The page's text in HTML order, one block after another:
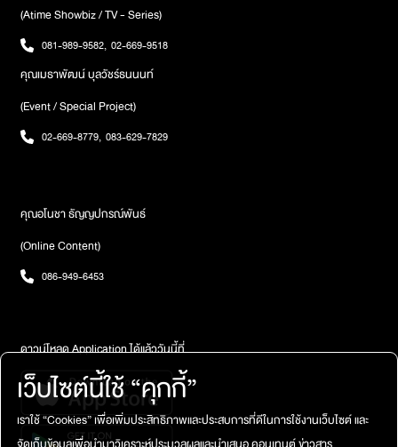
(Atime Showbiz / TV - Series)
081-989-9582, 02-669-9518
คุณเมธาพัฒน์ บุลวัชร์ธนนนท์
(Event / Special Project)
02-669-8779, 083-629-7829
คุณอโนชา ธัญญปกรณ์พันธ์
(Online Content)
086-949-6453
ดาวน์โหลด Application ได้แล้ววันนี้ที่
เว็บไซต์นี้ใช้ “คุกกี้”
เราใช้ “Cookies” เพื่อเพิ่มประสิทธิภาพและประสบการที่ดีในการใช้งานเว็บไซต์ และ